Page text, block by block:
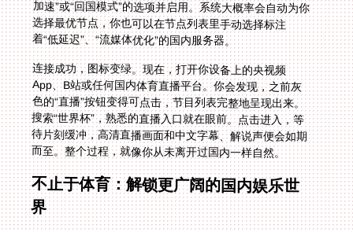
着“低延迟”、“流媒体优化”的国内服务器。
连接成功，图标变绿。现在，打开你设备上的央视频
App、B站或任何国内体育直播平台。你会发现，之前灰
色的“直播”按钮变得可点击，节目列表完整地呈现出来。
搜索“世界杯”，熟悉的直播入口就在眼前。点击进入，等
待片刻缓冲，高清直播画面和中文字幕、解说声便会如期
而至。整个过程，就像你从未离开过国内一样自然。
不止于体育：解锁更广阔的国内娱乐世
界